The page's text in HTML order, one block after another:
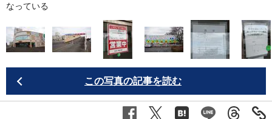
なっている
この写真の記事を読む